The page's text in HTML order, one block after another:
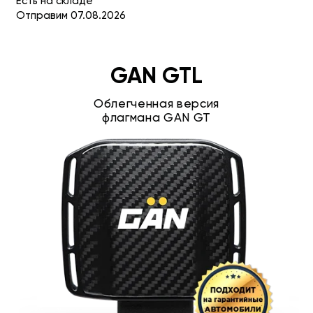
Отправим 07.08.2026
GAN GTL
Облегченная версия
флагмана GAN GT